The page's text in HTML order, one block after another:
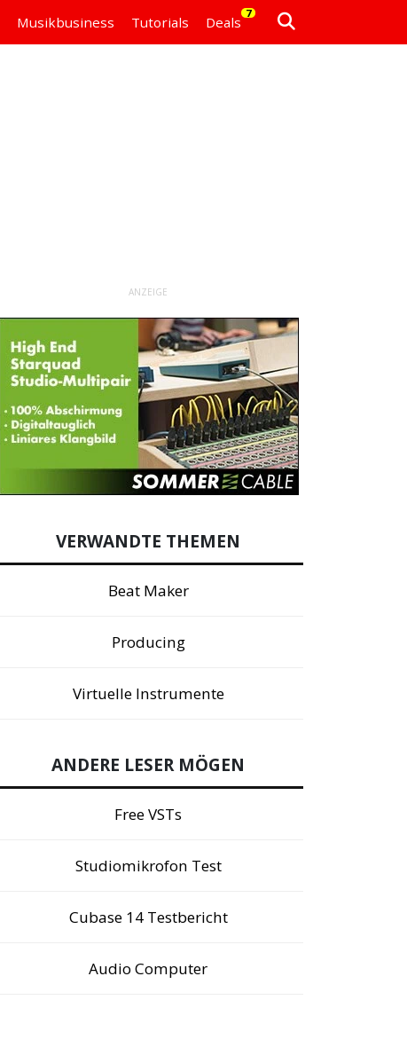
Musikbusiness Tutorials Deals
7
ANZEIGE
VERWANDTE THEMEN
Beat Maker
Producing
Virtuelle Instrumente
ANDERE LESER MÖGEN
Free VSTs
Studiomikrofon Test
Cubase 14 Testbericht
Audio Computer